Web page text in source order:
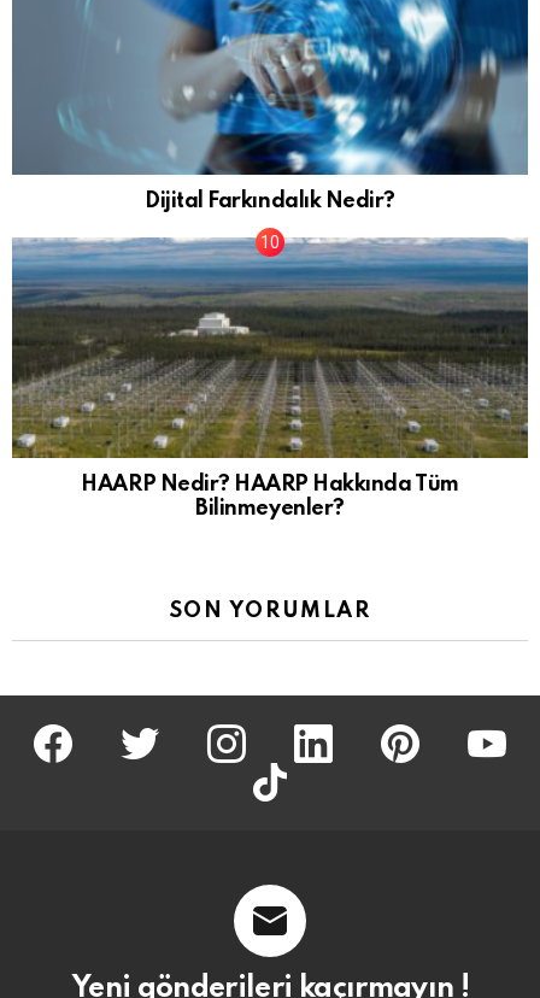
Dijital Farkındalık Nedir?
HAARP Nedir? HAARP Hakkında Tüm
Bilinmeyenler?
SON YORUMLAR
facebook twitter İnstagram linkedin pinterest
tiktok
Yeni gönderileri kaçırmayın !